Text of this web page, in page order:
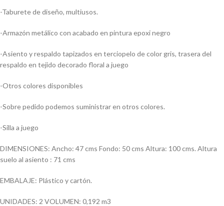
-Taburete de diseño, multiusos.
-Armazón metálico con acabado en pintura epoxi negro
-Asiento y respaldo tapizados en terciopelo de color gris, trasera del
respaldo en tejido decorado floral a juego
-Otros colores disponibles
-Sobre pedido podemos suministrar en otros colores.
-Silla a juego
DIMENSIONES: Ancho: 47 cms Fondo: 50 cms Altura: 100 cms. Altura
suelo al asiento : 71 cms
EMBALAJE: Plástico y cartón.
UNIDADES: 2 VOLUMEN: 0,192 m3